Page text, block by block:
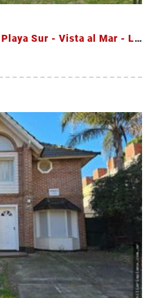
Departamento en Venta - Zona Playa Sur - Vista al Mar - Luminoso